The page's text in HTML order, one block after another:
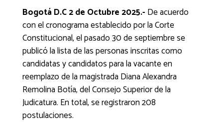
Bogotá D.C 2 de Octubre 2025.-De acuerdo
con el cronograma establecido por la Corte
Constitucional, el pasado 30 de septiembre se
publicó la lista de las personas inscritas como
candidatas y candidatos para la vacante en
reemplazo de la magistrada Diana Alexandra
Remolina Botía, del Consejo Superior de la
Judicatura. En total, se registraron 208
postulaciones.